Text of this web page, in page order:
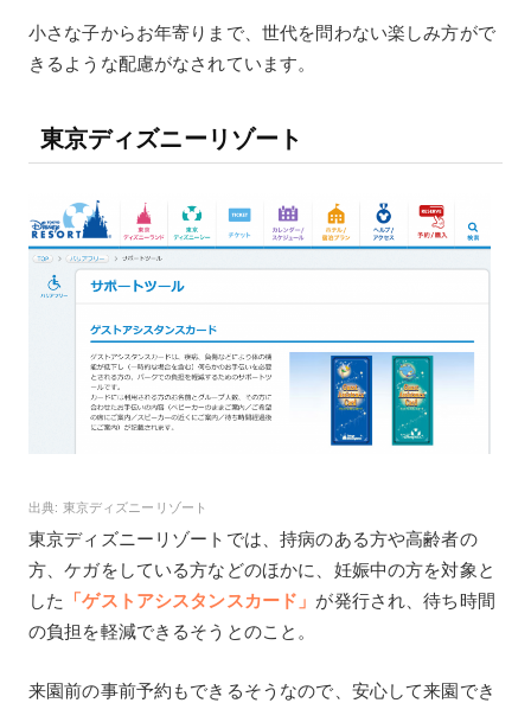
小さな子からお年寄りまで、世代を問わない楽しみ方がで
きるような配慮がなされています。
東京ディズニーリゾート
東京ディズニーリゾート
東京ディズニーリゾートでは、持病のある方や高齢者の
方、ケガをしている方などのほかに、妊娠中の方を対象と
した 「ゲストアシスタンスカード」 が発行され、待ち時間
の負担を軽減できるそうとのこと。
来園前の事前予約もできるそうなので、安心して来園でき